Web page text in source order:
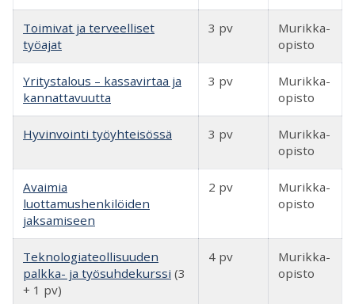
Toimivat ja terveelliset
työajat
3 pv
Murikka-
opisto
Yritystalous – kassavirtaa ja
kannattavuutta
3 pv
Murikka-
opisto
Hyvinvointi työyhteisössä 3 pv
Murikka-
opisto
Avaimia
luottamushenkilöiden
jaksamiseen
2 pv
Murikka-
opisto
Teknologiateollisuuden
palkka- ja työsuhdekurssi (3
+ 1 pv)
4 pv
Murikka-
opisto